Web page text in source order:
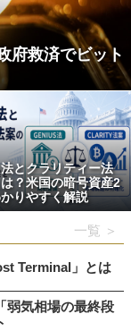
府救済でビット
とクラリティー法
？米国の暗号資産2
りやすく解説
一覧 ＞
Terminal」とは
弱気相場の最終段